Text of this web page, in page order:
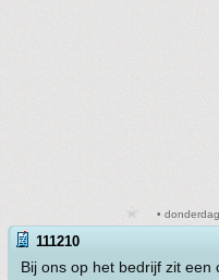
•
111210
Bij ons op het bedrijf zit